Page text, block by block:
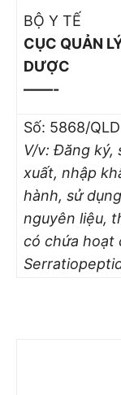
BỘ Y TẾ
CỤC QUẢN
DƯỢC
——-
Số: 5868/
V/v: Đăng ký,
xuất, nhập
hành, sử dụng
nguyên liệu,
có chứa hoạt